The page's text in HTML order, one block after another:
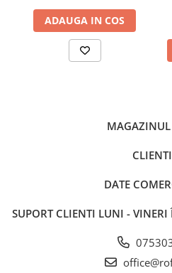
ADAUGA IN COS
CLIENTI
DATE
SUPORT CLIENTI LUNI - VINERI